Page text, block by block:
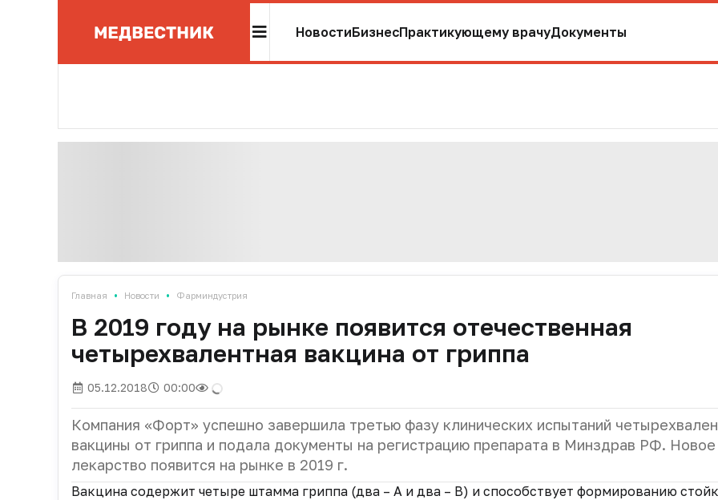
НовостиБизнесПрактикующему врачуДокументы
Главная • Новости • Фарминдустрия
В 2019 году на рынке появится отечественная
четырехвалентная вакцина от гриппа
05.12.2018 00:00
Компания «Форт» успешно завершила третью фазу клинических испытаний
вакцины от гриппа и подала документы на регистрацию препарата в Минздрав РФ. Новое
лекарство появится на рынке в 2019 г.
Вакцина содержит четыре штамма гриппа (два – А и два – В) и способствует формированию